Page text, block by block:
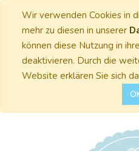
Wir verwenden Cookies in
mehr zu diesen in unserer
können diese Nutzung in
deaktivieren. Durch die
Website erklären Sie sich